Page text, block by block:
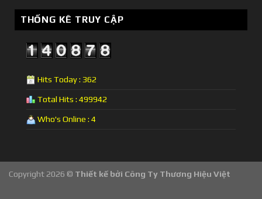
THỐNG KÊ TRUY CẬP
Hits Today : 362
Total Hits : 499942
Who's Online : 4
Copyright 2026 © Thiết kế bởi Công Ty Thương Hiệu Việt